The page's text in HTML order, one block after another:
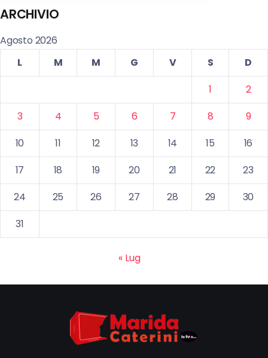
ARCHIVIO
Agosto 2026
L
M M G V S
D
1
2
3
4 5 6 7 8
9
10
11 12 13 14 15
16
17
18 19 20 21 22
23
24
25 26 27 28 29
30
31
« Lug